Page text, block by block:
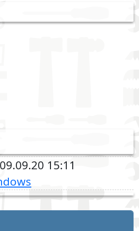
15:11